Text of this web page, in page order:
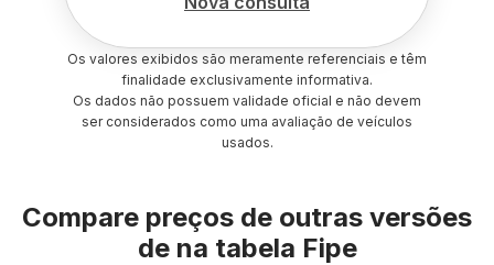
Os valores exibidos são meramente referenciais e têm
finalidade exclusivamente informativa.
Os dados não possuem validade oficial e não devem
ser considerados como uma avaliação de veículos
usados.
Compare preços de outras versões
de na tabela Fipe